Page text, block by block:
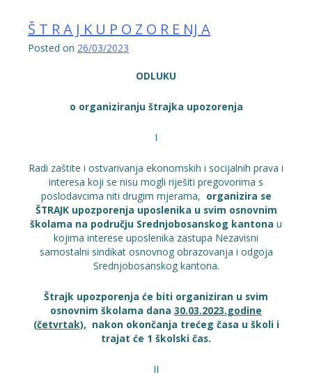
Š T R A J K U P O Z O R E NJ A
Posted on 26/03/2023
ODLUKU
o organiziranju štrajka upozorenja
I
Radi zaštite i ostvarivanja ekonomskih i socijalnih prava i
interesa koji se nisu mogli riješiti pregovorima s
poslodavcima niti drugim mjerama, organizira se
ŠTRAJK upozporenja uposlenika u svim osnovnim
školama na području Srednjobosanskog kantona u
kojima interese uposlenika zastupa Nezavisni
samostalni sindikat osnovnog obrazovanja i odgoja
Srednjobosanskog kantona.
Štrajk upozporenja će biti organiziran u svim
osnovnim školama dana 30.03.2023.godine
(četvrtak), nakon okončanja trećeg časa u školi i
trajat će 1 školski čas.
II